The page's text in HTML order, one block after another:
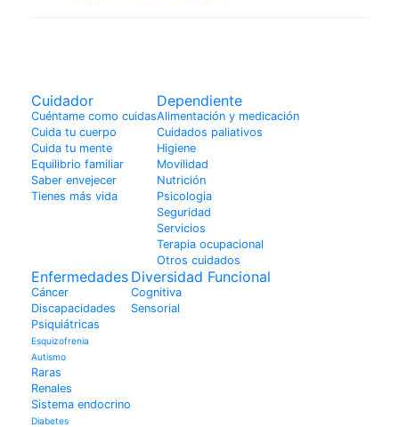
Cuidador
Cuéntame como cuidas
Cuida tu cuerpo
Cuida tu mente
Equilibrio familiar
Saber envejecer
Tienes más vida
Dependiente
Alimentación y medicación
Cuidados paliativos
Higiene
Movilidad
Nutrición
Psicologia
Seguridad
Servicios
Terapia ocupacional
Otros cuidados
Enfermedades
Cáncer
Discapacidades
Psiquiátricas
Esquizofrenia
Autismo
Raras
Renales
Sistema endocrino
Diabetes
Diversidad Funcional
Cognitiva
Sensorial